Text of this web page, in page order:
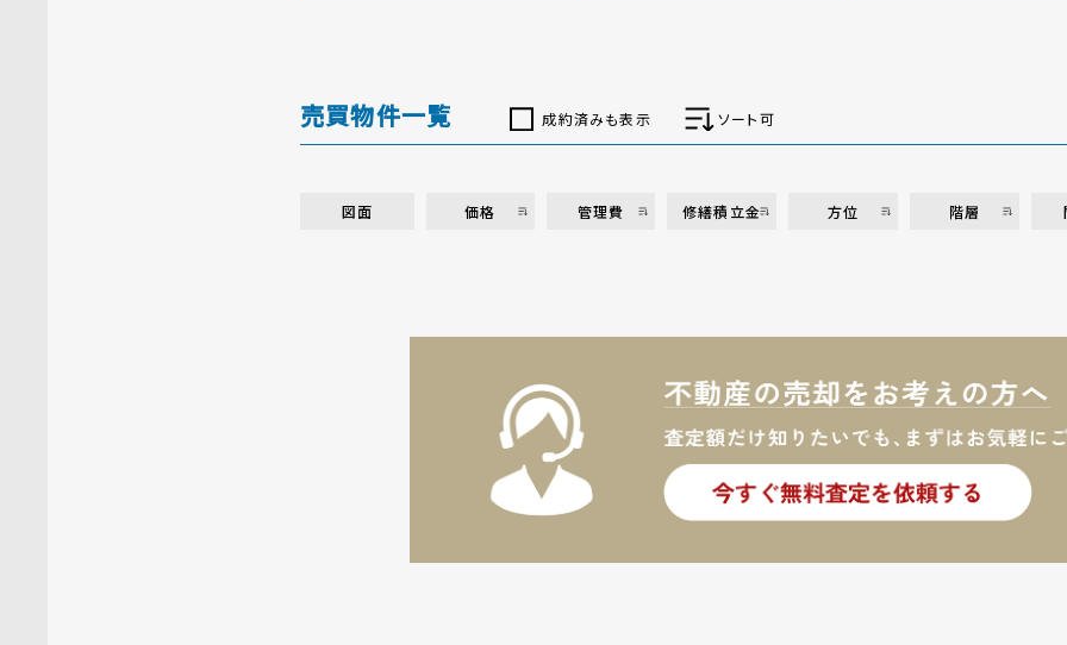
売買物件一覧 成約済みも表示 ソート可
図面 価格 管理費 修繕積立金 方位 階層